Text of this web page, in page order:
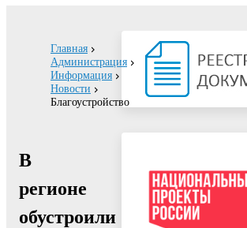
Главная
Администрация
Информация
Новости
Благоустройство
В
регионе
обустроили